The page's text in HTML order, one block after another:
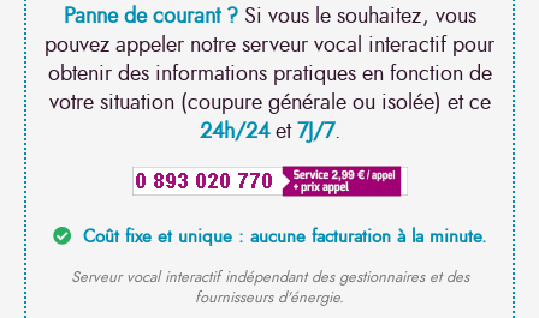
Panne de courant ?Si vous le souhaitez, vous
pouvez appeler notre serveur vocal interactif pour
obtenir des informations pratiques en fonction de
votre situation (coupure générale ou isolée) et ce
24h/24et7J/7.
Coût fixe et unique : aucune facturation à la minute.
Serveur vocal interactif indépendant des gestionnaires et des
fournisseurs d'énergie.